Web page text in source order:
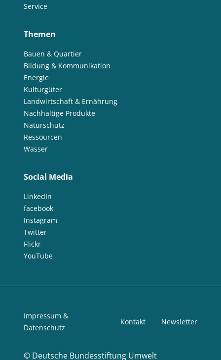
Service
Themen
Bauen & Quartier
Bildung & Kommunikation
Energie
Kulturgüter
Landwirtschaft & Ernährung
Nachhaltige Produkte
Naturschutz
Ressourcen
Wasser
Social Media
LinkedIn
facebook
Instagram
Twitter
Flickr
YouTube
© Deutsche Bundesstiftung Umwelt
Impressum &
Datenschutz
Kontakt Newsletter